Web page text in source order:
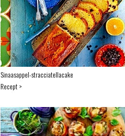
Sinaasappel-stracciatellacake
Recept >